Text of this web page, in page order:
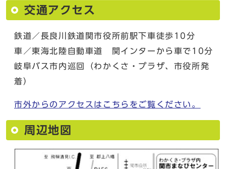
交通アクセス
鉄道／長良川鉄道関市役所前駅下車徒歩10分
車／東海北陸自動車道 関インターから車で10分
岐阜バス市内巡回（わかくさ・プラザ、市役所発
着）
市外からのアクセスはこちらをご覧ください。
周辺地図